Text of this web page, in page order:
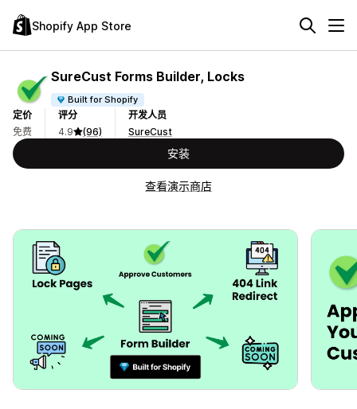
Shopify App Store
SureCust Forms Builder, Locks
Built for Shopify
定价
免费
评分
4.9
(96)
开发人员
SureCust
安装
查看演示商店